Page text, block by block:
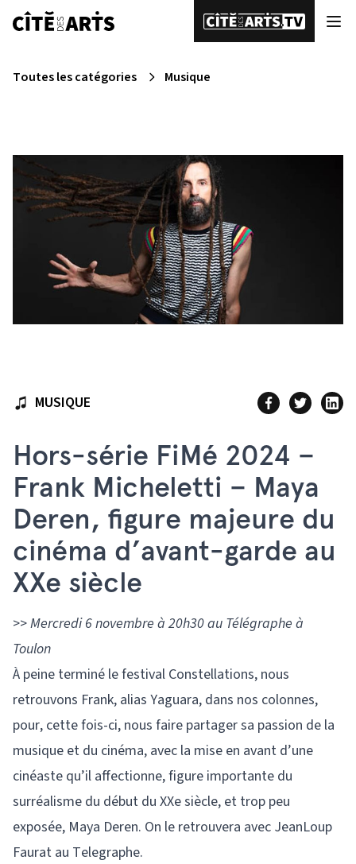
Toutes les catégories Musique
MUSIQUE
Hors-série FiMé 2024 –
Frank Micheletti – Maya
Deren, figure majeure du
cinéma d’avant-garde au
XXe siècle
>>Mercredi 6 novembre à 20h30 au Télégraphe à
Toulon
À peine terminé le festival Constellations, nous
retrouvons Frank, alias Yaguara, dans nos colonnes,
pour, cette fois-ci, nous faire partager sa passion de la
musique et du cinéma, avec la mise en avant d’une
cinéaste qu’il affectionne, figure importante du
surréalisme du début du XXe siècle, et trop peu
exposée, Maya Deren. On le retrouvera avec JeanLoup
Faurat au Telegraphe.